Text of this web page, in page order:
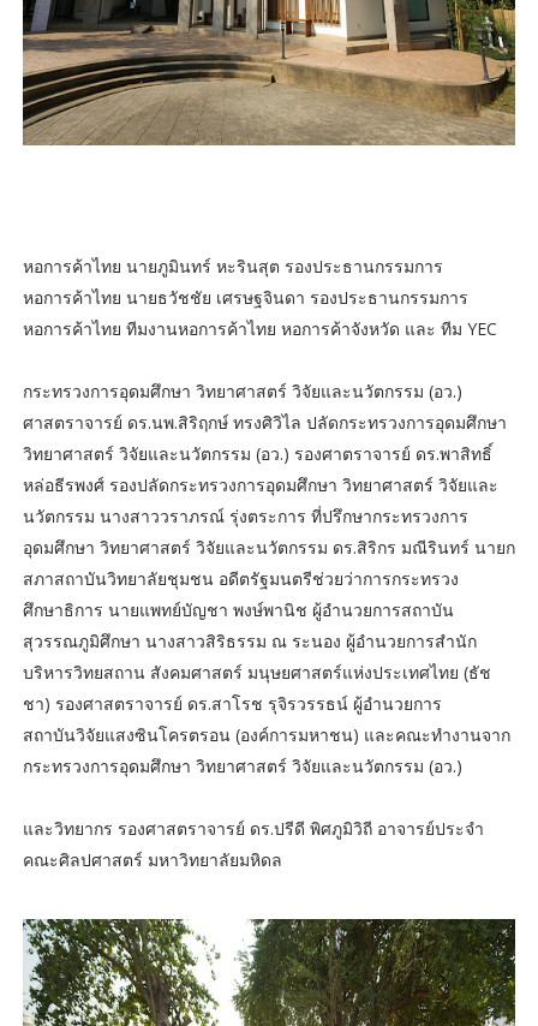
หอการค้าไทย นายภูมินทร์ หะรินสุต รองประธานกรรมการ
หอการค้าไทย นายธวัชชัย เศรษฐจินดา รองประธานกรรมการ
หอการค้าไทย ทีมงานหอการค้าไทย หอการค้าจังหวัด และ ทีม YEC
กระทรวงการอุดมศึกษา วิทยาศาสตร์ วิจัยและนวัตกรรม (อว.)
ศาสตราจารย์ ดร.นพ.สิริฤกษ์ ทรงศิวิไล ปลัดกระทรวงการอุดมศึกษา
วิทยาศาสตร์ วิจัยและนวัตกรรม (อว.) รองศาตราจารย์ ดร.พาสิทธิ์
หล่อธีรพงศ์ รองปลัดกระทรวงการอุดมศึกษา วิทยาศาสตร์ วิจัยและ
นวัตกรรม นางสาววราภรณ์ รุ่งตระการ ที่ปรึกษากระทรวงการ
อุดมศึกษา วิทยาศาสตร์ วิจัยและนวัตกรรม ดร.สิริกร มณีรินทร์ นายก
สภาสถาบันวิทยาลัยชุมชน อดีตรัฐมนตรีช่วยว่าการกระทรวง
ศึกษาธิการ นายแพทย์บัญชา พงษ์พานิช ผู้อำนวยการสถาบัน
สุวรรณภูมิศึกษา นางสาวสิริธรรม ณ ระนอง ผู้อำนวยการสำนัก
บริหารวิทยสถาน สังคมศาสตร์ มนุษยศาสตร์แห่งประเทศไทย (ธัช
ชา) รองศาสตราจารย์ ดร.สาโรช รุจิรวรรธน์ ผู้อำนวยการ
สถาบันวิจัยแสงซินโครตรอน (องค์การมหาชน) และคณะทำงานจาก
กระทรวงการอุดมศึกษา วิทยาศาสตร์ วิจัยและนวัตกรรม (อว.)
และวิทยากร รองศาสตราจารย์ ดร.ปรีดี พิศภูมิวิถี อาจารย์ประจำ
คณะศิลปศาสตร์ มหาวิทยาลัยมหิดล